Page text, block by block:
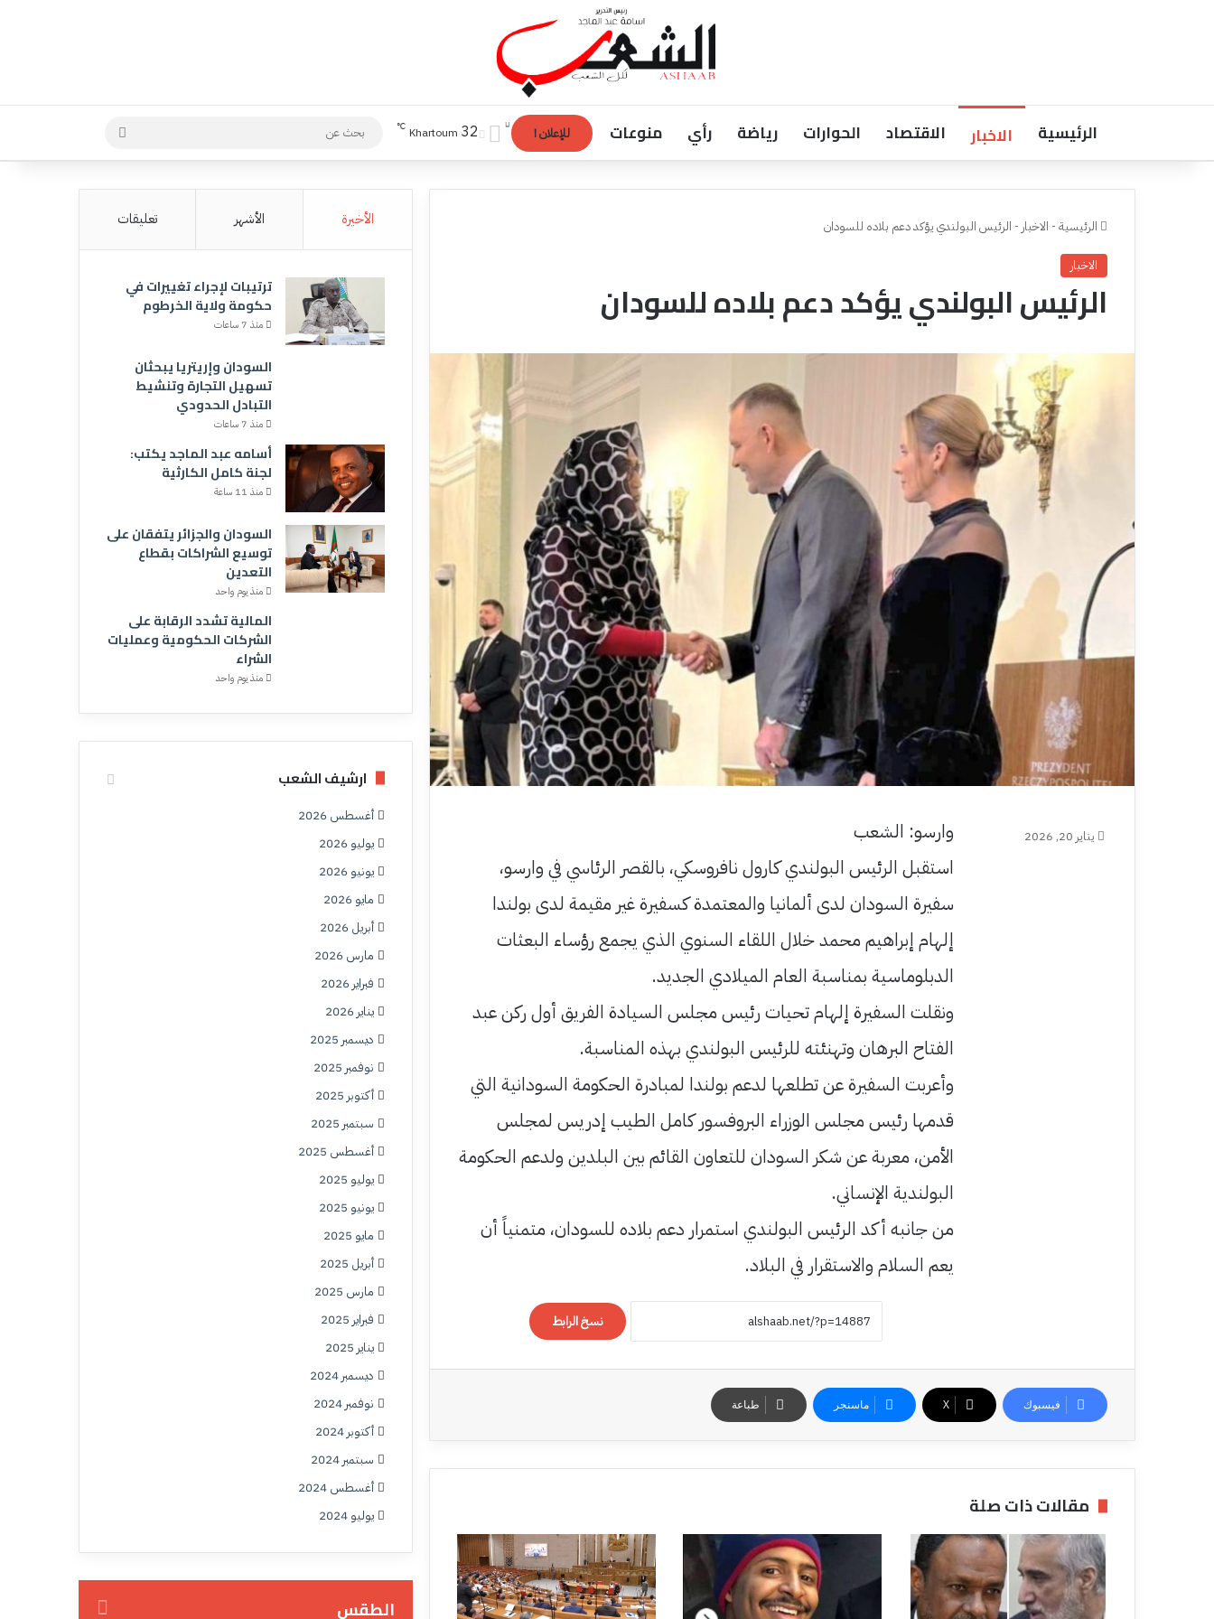
الرئيسية الاخبار الاقتصاد الحوارات رياضة رأي منوعات للإعلان ! Khartoum 32
℃
عن
الرئيسية - الاخبار - الرئيس البولندي يؤكد دعم بلاده للسودان
الاخبار
الرئيس البولندي يؤكد دعم بلاده للسودان
وارسو: الشعب
استقبل الرئيس البولندي كارول نافروسكي، بالقصر الرئاسي في وارسو،
سفيرة السودان لدى ألمانيا والمعتمدة كسفيرة غير مقيمة لدى بولندا
إلهام إبراهيم محمد خلال اللقاء السنوي الذي يجمع رؤساء البعثات
الدبلوماسية بمناسبة العام الميلادي الجديد.
ونقلت السفيرة إلهام تحيات رئيس مجلس السيادة الفريق أول ركن عبد
الفتاح البرهان وتهنئته للرئيس البولندي بهذه المناسبة.
وأعربت السفيرة عن تطلعها لدعم بولندا لمبادرة الحكومة السودانية التي
قدمها رئيس مجلس الوزراء البروفسور كامل الطيب إدريس لمجلس
الأمن، معربة عن شكر السودان للتعاون القائم بين البلدين ولدعم الحكومة
البولندية الإنساني.
من جانبه أكد الرئيس البولندي استمرار دعم بلاده للسودان، متمنياً أن
يعم السلام والاستقرار في البلاد.
نسخ الرابط
يناير 20, 2026
فيسبوك ‫X ماسنجر طباعة
مقالات ذات صلة
الأخيرة الأشهر تعليقات
ترتيبات لإجراء تغييرات في
حكومة ولاية الخرطوم
منذ 7 ساعات
السودان وإريتريا يبحثان
تسهيل التجارة وتنشيط
التبادل الحدودي
منذ 7 ساعات
أسامه عبد الماجد يكتب:
لجنة كامل الكارثية
منذ 11 ساعة
السودان والجزائر يتفقان على
توسيع الشراكات بقطاع
التعدين
منذ يوم واحد
المالية تشدد الرقابة على
الشركات الحكومية وعمليات
الشراء
منذ يوم واحد
ارشيف الشعب
أغسطس 2026
يوليو 2026
يونيو 2026
مايو 2026
أبريل 2026
مارس 2026
فبراير 2026
يناير 2026
ديسمبر 2025
نوفمبر 2025
أكتوبر 2025
سبتمبر 2025
أغسطس 2025
يوليو 2025
يونيو 2025
مايو 2025
أبريل 2025
مارس 2025
فبراير 2025
يناير 2025
ديسمبر 2024
نوفمبر 2024
أكتوبر 2024
سبتمبر 2024
أغسطس 2024
يوليو 2024
الطقس